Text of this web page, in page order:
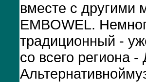
вместе с другими
EMBOWEL.
традиционный -
со всего региона